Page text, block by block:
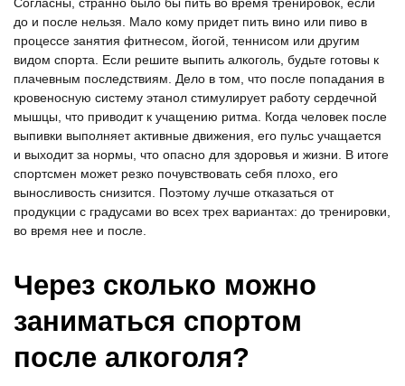
Согласны, странно было бы пить во время тренировок, если
до и после нельзя. Мало кому придет пить вино или пиво в
процессе занятия фитнесом, йогой, теннисом или другим
видом спорта. Если решите выпить алкоголь, будьте готовы к
плачевным последствиям. Дело в том, что после попадания в
кровеносную систему этанол стимулирует работу сердечной
мышцы, что приводит к учащению ритма. Когда человек после
выпивки выполняет активные движения, его пульс учащается
и выходит за нормы, что опасно для здоровья и жизни. В итоге
спортсмен может резко почувствовать себя плохо, его
выносливость снизится. Поэтому лучше отказаться от
продукции с градусами во всех трех вариантах: до тренировки,
во время нее и после.
Через сколько можно
заниматься спортом
после алкоголя?